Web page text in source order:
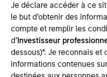
Je déclare accéder à ce
le but d’obtenir des
compte et remplir les
d’Investisseur
dessous)*. Je reconnais et
informations contenues
Hussein Khattab is a
research analyst on the
is responsible for buy and
construction, and risk
emerging markets
analysis of